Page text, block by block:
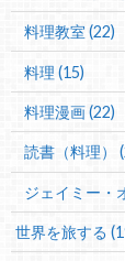
料理教室 (22)
料理 (15)
料理漫画 (22)
読書（料理）
ジェイミー・
世界を旅する